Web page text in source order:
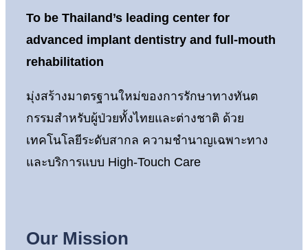
To be Thailand’s leading center for
advanced implant dentistry and full-mouth
rehabilitation
มุ่งสร้างมาตรฐานใหม่ของการรักษาทางทันต
กรรมสำหรับผู้ป่วยทั้งไทยและต่างชาติ ด้วย
เทคโนโลยีระดับสากล ความชำนาญเฉพาะทาง
และบริการแบบ High-Touch Care
Our Mission